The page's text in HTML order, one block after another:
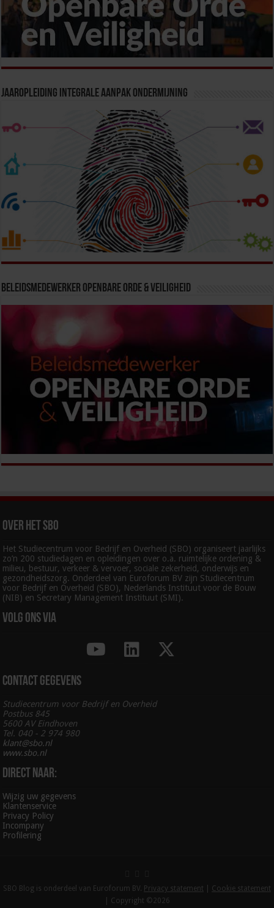
Jaaropleiding Integrale Aanpak Ondermijning
Beleidsmedewerker Openbare Orde & Veiligheid
Over het SBO
Het Studiecentrum voor Bedrijf en Overheid (SBO) organiseert jaarlijks
zo’n 200 studiedagen en opleidingen over o.a. ruimtelijke ordening &
milieu, bestuur, verkeer & vervoer, sociale zekerheid, onderwijs en
gezondheidszorg. Onderdeel van Euroforum BV zijn Studiecentrum
voor Bedrijf en Overheid (SBO), Nederlands Instituut voor de Bouw
(NIB) en Secretary Management Instituut (SMI).
Volg ons via
Contact gegevens
Studiecentrum voor Bedrijf en Overheid
Postbus 845
5600 AV Eindhoven
Tel. 040 - 2 974 980
klant@sbo.nl
www.sbo.nl
Direct naar:
Wijzig uw gegevens
Klantenservice
Privacy Policy
Incompany
Profilering
SBO Blog is onderdeel van Euroforum BV. Privacy statement
Cookie statement
| Copyright ©2026